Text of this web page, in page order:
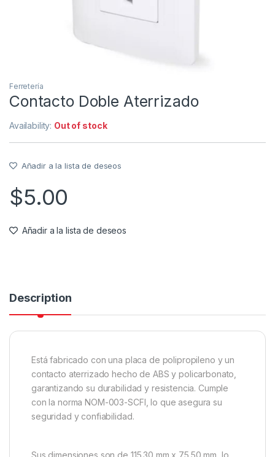
Ferretería
Contacto Doble Aterrizado
Availability: Out of stock
Añadir a la lista de deseos
$5.00
Añadir a la lista de deseos
Description
Está fabricado con una placa de polipropileno y un
contacto aterrizado hecho de ABS y policarbonato,
garantizando su durabilidad y resistencia. Cumple
con la norma NOM-003-SCFI, lo que asegura su
seguridad y confiabilidad.
Sus dimensiones son de 115.30 mm x 75.50 mm, lo